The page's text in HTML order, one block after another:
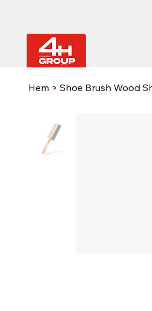
Hem > Shoe Brush Wood